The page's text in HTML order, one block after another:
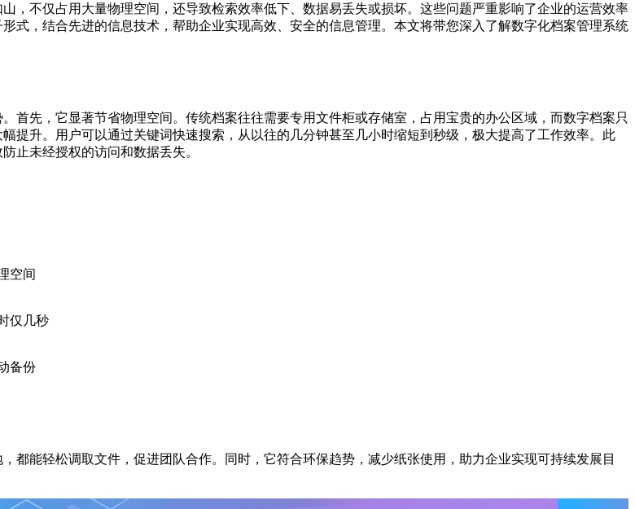
，不仅占用大量物理空间，还导致检索效率低下、数据易丢失或损坏。这些问题严重影响了企业的运营效率
式，结合先进的信息技术，帮助企业实现高效、安全的信息管理。本文将带您深入了解数字化档案管理系统
首先，它显著节省物理空间。传统档案往往需要专用文件柜或存储室，占用宝贵的办公区域，而数字档案只
提升。用户可以通过关键词快速搜索，从以往的几分钟甚至几小时缩短到秒级，极大提高了工作效率。此
止未经授权的访问和数据丢失。
空间
仅几秒
备份
都能轻松调取文件，促进团队合作。同时，它符合环保趋势，减少纸张使用，助力企业实现可持续发展目